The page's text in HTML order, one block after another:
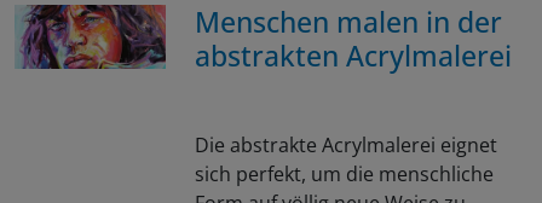
Menschen malen in der
abstrakten Acrylmalerei
Die abstrakte Acrylmalerei eignet
sich perfekt, um die menschliche